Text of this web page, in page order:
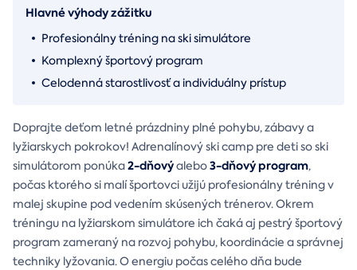
Hlavné výhody zážitku
Profesionálny tréning na ski simulátore
Komplexný športový program
Celodenná starostlivosť a individuálny prístup
Doprajte deťom letné prázdniny plné pohybu, zábavy a
lyžiarskych pokrokov! Adrenalínový ski camp pre deti so ski
simulátorom ponúka2-dňovýalebo3-dňový program,
počas ktorého si malí športovci užijú profesionálny tréning v
malej skupine pod vedením skúsených trénerov. Okrem
tréningu na lyžiarskom simulátore ich čaká aj pestrý športový
program zameraný na rozvoj pohybu, koordinácie a správnej
techniky lyžovania. O energiu počas celého dňa bude